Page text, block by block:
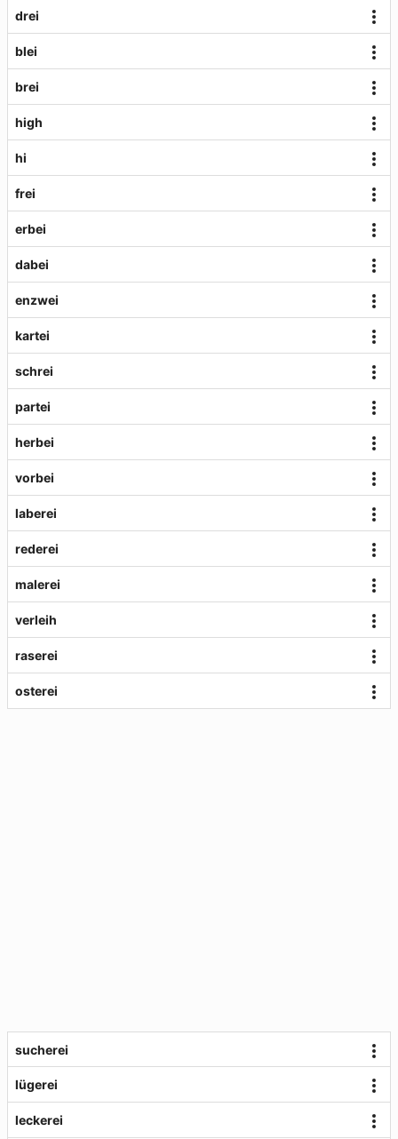
drei
blei
brei
high
hi
frei
erbei
dabei
enzwei
kartei
schrei
partei
herbei
vorbei
laberei
rederei
malerei
verleih
raserei
osterei
sucherei
lügerei
leckerei